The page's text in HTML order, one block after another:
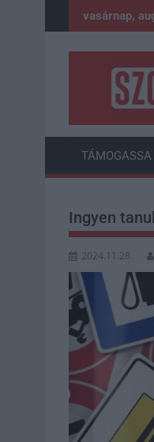
to
vasárnap,
Ingyen
2024.11.28.